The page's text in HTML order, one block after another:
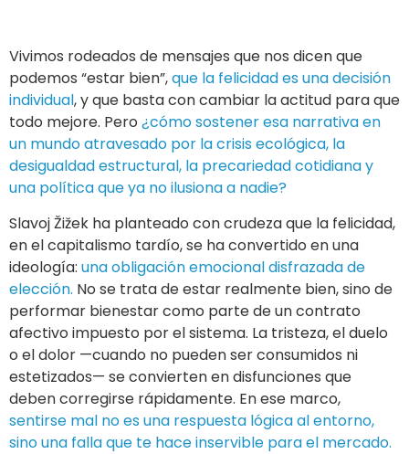
Vivimos rodeados de mensajes que nos dicen que
podemos “estar bien”,que la felicidad es una decisión
individual, y que basta con cambiar la actitud para que
todo mejore. Pero ¿cómo sostener esa narrativa en
un mundo atravesado por la crisis ecológica, la
desigualdad estructural, la precariedad cotidiana y
una política que ya no ilusiona a nadie?
Slavoj Žižek ha planteado con crudeza que la felicidad,
en el capitalismo tardío, se ha convertido en una
ideología: una obligación emocional disfrazada de
elección. No se trata de estar realmente bien, sino de
performar bienestar como parte de un contrato
afectivo impuesto por el sistema. La tristeza, el duelo
o el dolor —cuando no pueden ser consumidos ni
estetizados— se convierten en disfunciones que
deben corregirse rápidamente. En ese marco,
sentirse mal no es una respuesta lógica al entorno,
sino una falla que te hace inservible para el mercado.